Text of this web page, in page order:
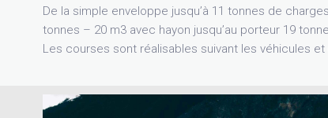
De la simple enveloppe jusqu’à 11 tonnes de
tonnes – 20 m3 avec hayon jusqu’au porteur 19
Les courses sont réalisables suivant les véhicules